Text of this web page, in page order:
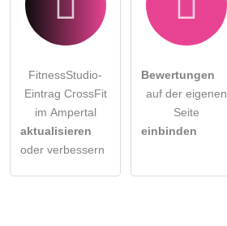
FitnessStudio-
Eintrag CrossFit
im Ampertal
aktualisieren
oder verbessern
Bewertungen
auf der eigenen
Seite
einbinden